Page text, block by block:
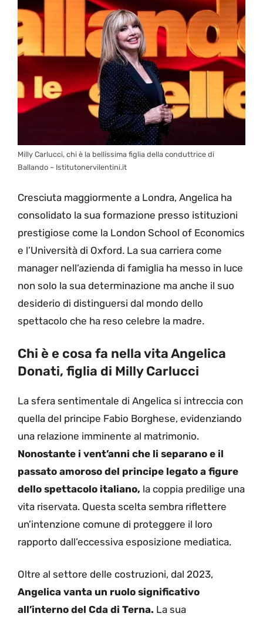
Milly Carlucci, chi è la bellissima figlia della conduttrice di
Ballando – Istitutonervilentini.it
Cresciuta maggiormente a Londra, Angelica ha
consolidato la sua formazione presso istituzioni
prestigiose come la London School of Economics
e l’Università di Oxford. La sua carriera come
manager nell’azienda di famiglia ha messo in luce
non solo la sua determinazione ma anche il suo
desiderio di distinguersi dal mondo dello
spettacolo che ha reso celebre la madre.
Chi è e cosa fa nella vita Angelica
Donati, figlia di Milly Carlucci
La sfera sentimentale di Angelica si intreccia con
quella del principe Fabio Borghese, evidenziando
una relazione imminente al matrimonio.
Nonostante i vent’anni che li separano e il
passato amoroso del principe legato a figure
dello spettacolo italiano, la coppia predilige una
vita riservata. Questa scelta sembra riflettere
un’intenzione comune di proteggere il loro
rapporto dall’eccessiva esposizione mediatica.
Oltre al settore delle costruzioni, dal 2023,
Angelica vanta un ruolo significativo
all’interno del Cda di Terna. La sua